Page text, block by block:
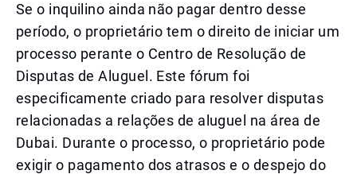
Se o inquilino ainda não pagar dentro desse
período, o proprietário tem o direito de iniciar um
processo perante o Centro de Resolução de
Disputas de Aluguel. Este fórum foi
especificamente criado para resolver disputas
relacionadas a relações de aluguel na área de
Dubai. Durante o processo, o proprietário pode
exigir o pagamento dos atrasos e o despejo do